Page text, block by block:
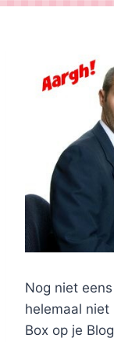
Nog niet
helemaal niet
Box op je